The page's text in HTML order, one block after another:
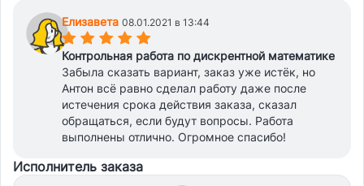
Елизавета 08.01.2021 в 13:44
(*)(*)(*)(*)(*)
Контрольная работа по дискрентной математике
Забыла сказать вариант, заказ уже истёк, но
Антон всё равно сделал работу даже после
истечения срока действия заказа, сказал
обращаться, если будут вопросы. Работа
выполнены отлично. Огромное спасибо!
Исполнитель заказа